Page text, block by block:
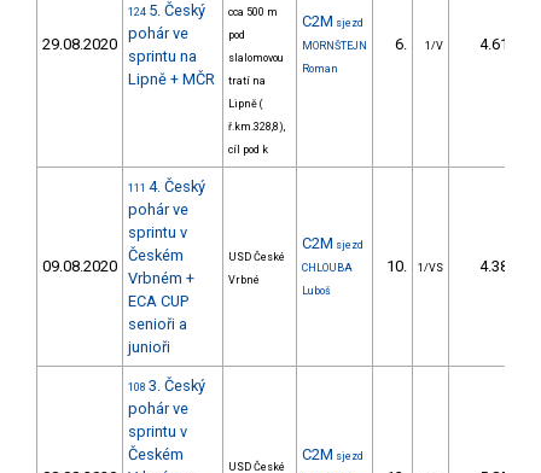
29.08.2020
124 5. Český
pohár ve
sprintu na
Lipně + MČR
cca 500 m
pod
slalomovou
tratí na
Lipně (
ř.km.328,8),
cíl pod k
C2M sjezd
MORNŠTEJN
Roman
6. 1/V 4.61
09.08.2020
111 4. Český
pohár ve
sprintu v
Českém
Vrbném +
ECA CUP
senioři a
junioři
USD České
Vrbné
C2M sjezd
CHLOUBA
Luboš
10. 1/VS 4.38
108 3. Český
pohár ve
sprintu v
Českém
USD České
C2M sjezd